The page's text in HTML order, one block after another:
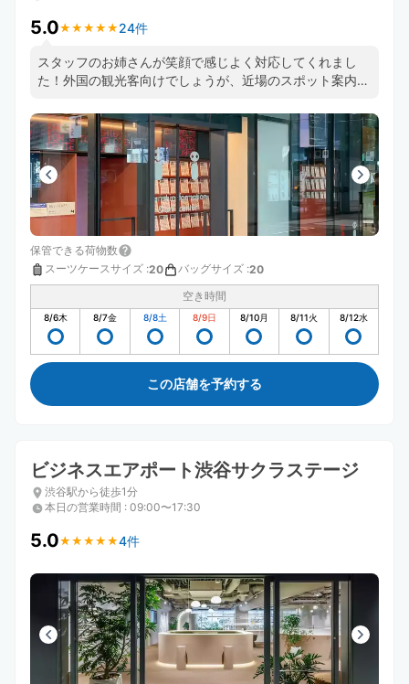
5.0★ ★ ★ ★ ★
★ ★ ★ ★ ★ 24件
スタッフのお姉さんが笑顔で感じよく対応してくれまし
た！外国の観光客向けでしょうが、近場のスポット案内図
保管できる荷物数
スーツケースサイズ :20 バッグサイズ :20
空き時間
8/6木 8/7金 8/8土 8/9日 8/10月 8/11火 8/12水
この店舗を予約する
ビジネスエアポート渋谷サクラステージ
渋谷駅から徒歩1分
本日の営業時間 : 09:00〜17:30
5.0★ ★ ★ ★ ★
★ ★ ★ ★ ★4件